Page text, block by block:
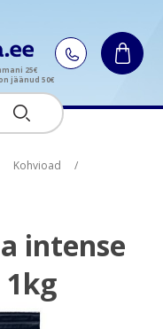
25€
jäänud 50€
Kohvioad
/
intense